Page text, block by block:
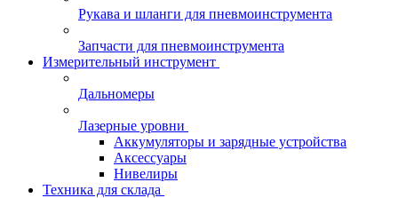
Рукава и шланги для пневмоинструмента
Запчасти для пневмоинструмента
Измерительный инструмент
Дальномеры
Лазерные уровни
Аккумуляторы и зарядные устройства
Аксессуары
Нивелиры
Техника для склада